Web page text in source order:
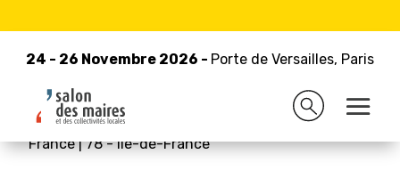
24 - 26 Novembre 2026 - Porte de Versailles, Paris
24 - 26 Novembre 2026 - Porte de Versailles, Paris
Retour à la liste des exposants
DANFOSS SARL
France|78-Île-de-France